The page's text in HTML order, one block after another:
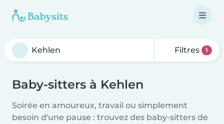
Filtres 1
Baby-sitters à Kehlen
Soirée en amoureux, travail ou simplement
besoin d'une pause : trouvez des baby-sitters de